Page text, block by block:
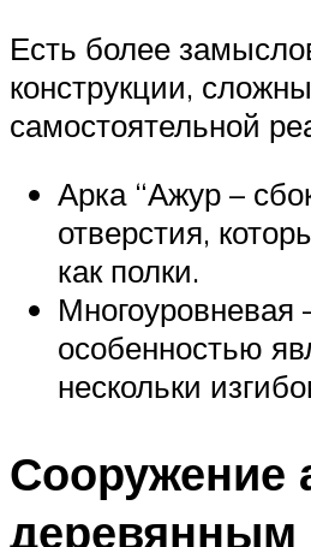
Есть более
конструкции,
самостоятельной
Арка “Ажур –
отверстия,
как полки.
Многоуровневая
особенностью
нескольки
Сооружение
деревянным